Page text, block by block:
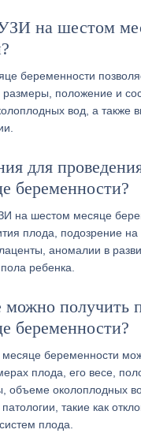
на шестом
беременности
размеры, положение и
вод, а также
для
беременности?
на шестом месяце
плода, подозрение на
аномалии в
ребенка.
можно получить
беременности?
беременности
плода, его весе,
объеме околоплодных
такие как
плода.